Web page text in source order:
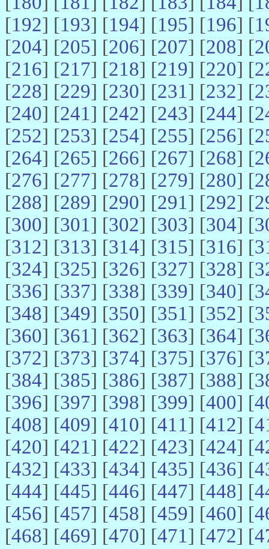
[192] [193] [194] [195] [196] [
[204] [205] [206] [207] [208] [
[216] [217] [218] [219] [220] [
[228] [229] [230] [231] [232] [
[240] [241] [242] [243] [244] [
[252] [253] [254] [255] [256] [
[264] [265] [266] [267] [268] [
[276] [277] [278] [279] [280] [
[288] [289] [290] [291] [292] [
[300] [301] [302] [303] [304] [
[312] [313] [314] [315] [316] [
[324] [325] [326] [327] [328] [
[336] [337] [338] [339] [340] [
[348] [349] [350] [351] [352] [
[360] [361] [362] [363] [364] [
[372] [373] [374] [375] [376] [
[384] [385] [386] [387] [388] [
[396] [397] [398] [399] [400] [
[408] [409] [410] [411] [412] [
[420] [421] [422] [423] [424] [
[432] [433] [434] [435] [436] [
[444] [445] [446] [447] [448] [
[456] [457] [458] [459] [460] [
[468] [469] [470] [471] [472] [